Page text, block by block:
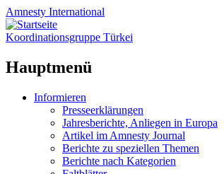
Amnesty International
Koordinationsgruppe Türkei
Hauptmenü
Zum
Informieren
Presseerklärungen
Jahresberichte, Anliegen in Europa
Artikel im Amnesty Journal
Berichte zu speziellen Themen
Berichte nach Kategorien